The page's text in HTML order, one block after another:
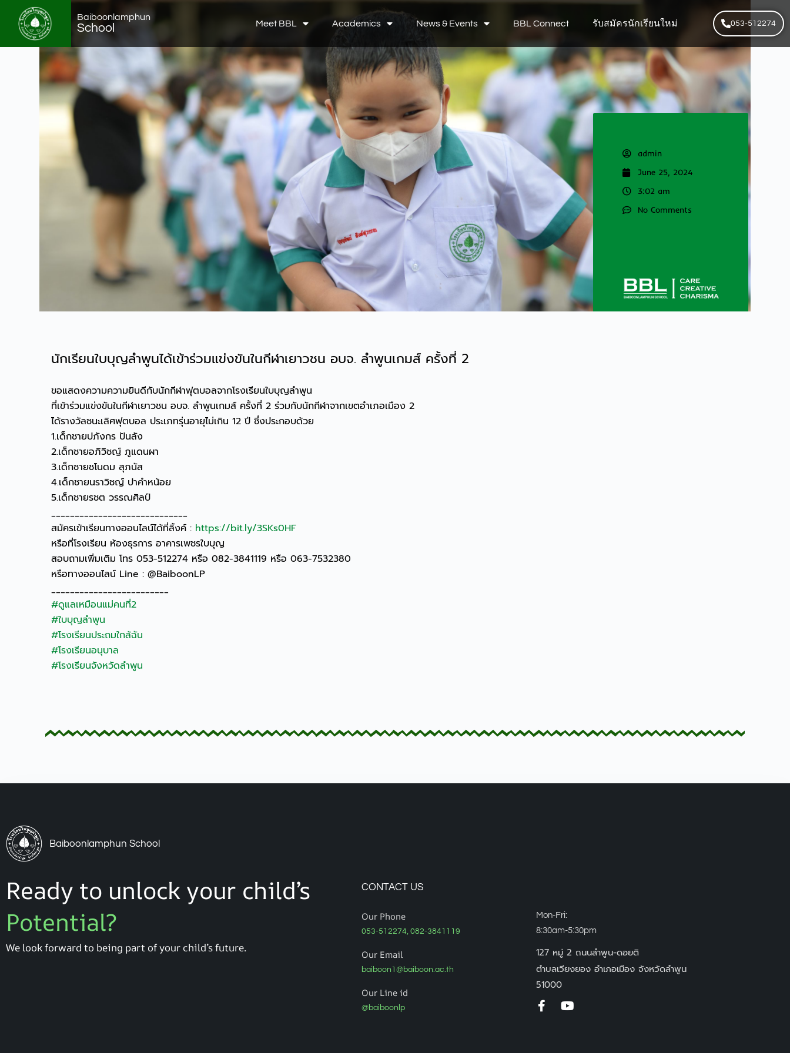
Baiboonlamphun
School Meet BBL Academics News & Events BBL Connect รับสมัครนักเรียนใหม่ 053-512274
admin
June 25, 2024
3:02 am
No Comments
นักเรียนใบบุญลำพูนได้เข้าร่วมแข่งขันในกีฬาเยาวชน อบจ. ลำพูนเกมส์ ครั้งที่ 2
ขอแสดงความความยินดีกับนักกีฬาฟุตบอลจากโรงเรียนใบบุญลำพูน
ที่เข้าร่วมแข่งขันในกีฬาเยาวชน อบจ. ลำพูนเกมส์ ครั้งที่ 2 ร่วมกับนักกีฬาจากเขตอำเภอเมือง 2
ได้รางวัลชนะเลิศฟุตบอล ประเภทรุ่นอายุไม่เกิน 12 ปี ซึ่งประกอบด้วย
1.เด็กชายปภังกร ปันลัง
2.เด็กชายอภิวิชญ์ ภูแดนผา
3.เด็กชายชโนดม สุภนัส
4.เด็กชายนราวิชญ์ ปาคำหน้อย
5.เด็กชายรชต วรรณศิลป์
_____________________________
สมัครเข้าเรียนทางออนไลน์ได้ที่ลิ้งค์ : https://bit.ly/3SKs0HF
หรือที่โรงเรียน ห้องธุรการ อาคารเพชรใบบุญ
สอบถามเพิ่มเติม โทร 053-512274 หรือ 082-3841119 หรือ 063-7532380
หรือทางออนไลน์ Line : @BaiboonLP
_________________________
#ดูแลเหมือนแม่คนที่2
#ใบบุญลำพูน
#โรงเรียนประถมใกล้ฉัน
#โรงเรียนอนุบาล
#โรงเรียนจังหวัดลำพูน
Baiboonlamphun School
Ready to unlock your child’s
Potential?
We look forward to being part of your child’s future.
CONTACT US
Our Phone
053-512274, 082-3841119
Our Email
baiboon1@baiboon.ac.th
Our Line id
@baiboonlp
Mon-Fri:
8:30am-5:30pm
127 หมู่ 2 ถนนลำพูน-ดอยติ
ตำบลเวียงยอง อำเภอเมือง จังหวัดลำพูน
51000